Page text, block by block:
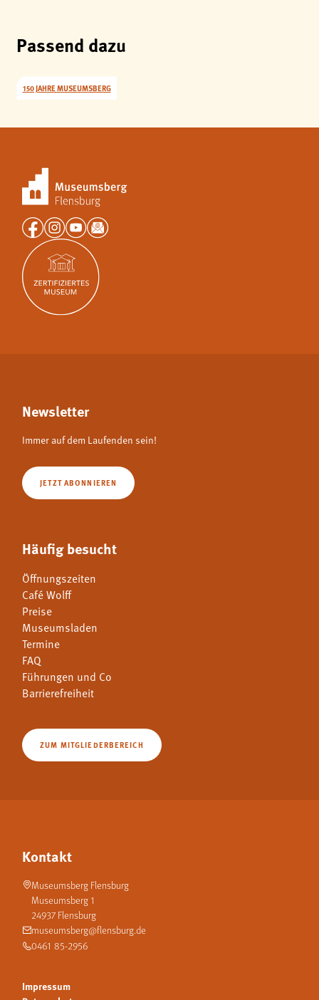
Passend dazu
150 JAHRE MUSEUMSBERG
Newsletter
Immer auf dem Laufenden sein!
JETZT ABONNIEREN
Häufig besucht
Öffnungszeiten
Café Wolff
Preise
Museumsladen
Termine
FAQ
Führungen und Co
Barrierefreiheit
ZUM MITGLIEDERBEREICH
Kontakt
Museumsberg Flensburg
Museumsberg 1
24937 Flensburg
museumsberg@flensburg.de
0461 85-2956
Impressum